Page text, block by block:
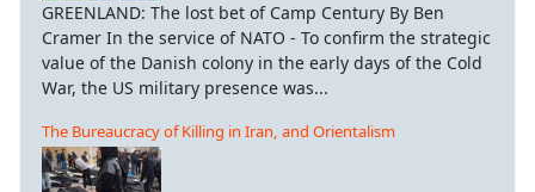
GREENLAND: The lost bet of Camp Century By Ben
Cramer In the service of NATO - To confirm the strategic
value of the Danish colony in the early days of the Cold
War, the US military presence was...
The Bureaucracy of Killing in Iran, and Orientalism